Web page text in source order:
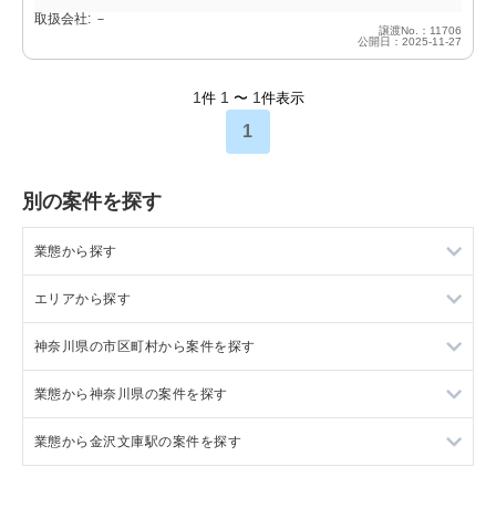
取扱会社: －
譲渡No.：11706
公開日：2025-11-27
1 件 1 〜 1 件表示
1
別の案件を探す
業態から探す
ラーメンの居抜き売却物件の案件一覧
フランス料理の居抜き売却物件の案件一覧
イタリア料理の居抜き売却物件の案件一覧
中華の居抜き売却物件の案件一覧
エリアから探す
東京23区の飲食店の居抜き売却物件の案件一覧
東京都下の飲食店の居抜き売却物件の案件一覧
千葉県の飲食店の居抜き売却物件の案件一覧
神奈川県の市区町村から案件を探す
大和市の飲食店の居抜き売却物件の案件一覧
鎌倉市の飲食店の居抜き売却物件の案件一覧
業態から神奈川県の案件を探す
神奈川県のラーメンの居抜き売却物件の案件一覧
業態から金沢文庫駅の案件を探す